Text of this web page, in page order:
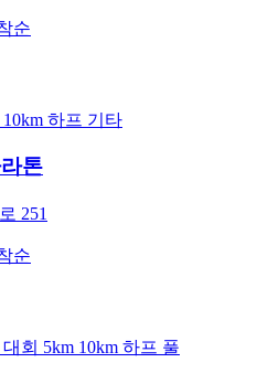
순
10km 하프 기타
톤
251
순
회 5km 10km 하프 풀